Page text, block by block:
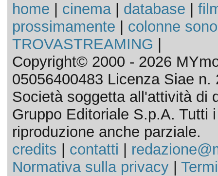
home cinema| database
prossimamente
colonne
TROVASTREAMING
Copyright© 2000 - 2026
05056400483 Licenza Siae n.
Società soggetta all'attività di
Gruppo Editoriale S.p.A. Tutti
riproduzione anche parziale.
credits
contatti
Normativa sulla privacy|